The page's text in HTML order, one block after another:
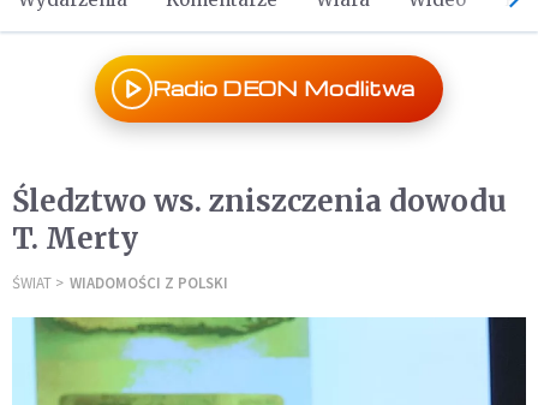
Radio DEON Modlitwa
Śledztwo ws. zniszczenia dowodu
T. Merty
ŚWIAT WIADOMOŚCI Z POLSKI